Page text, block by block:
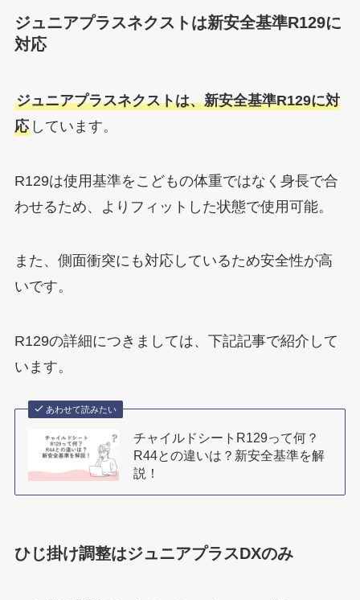
ジュニアプラスネクストは新安全基準R129に
対応
ジュニアプラスネクストは、新安全基準R129に対
応しています。
R129は使用基準をこどもの体重ではなく身長で合
わせるため、よりフィットした状態で使用可能。
また、側面衝突にも対応しているため安全性が高
いです。
R129の詳細につきましては、下記記事で紹介して
います。
あわせて読みたい
チャイルドシートR129って何？
R44との違いは？新安全基準を解
説！
ひじ掛け調整はジュニアプラスDXのみ